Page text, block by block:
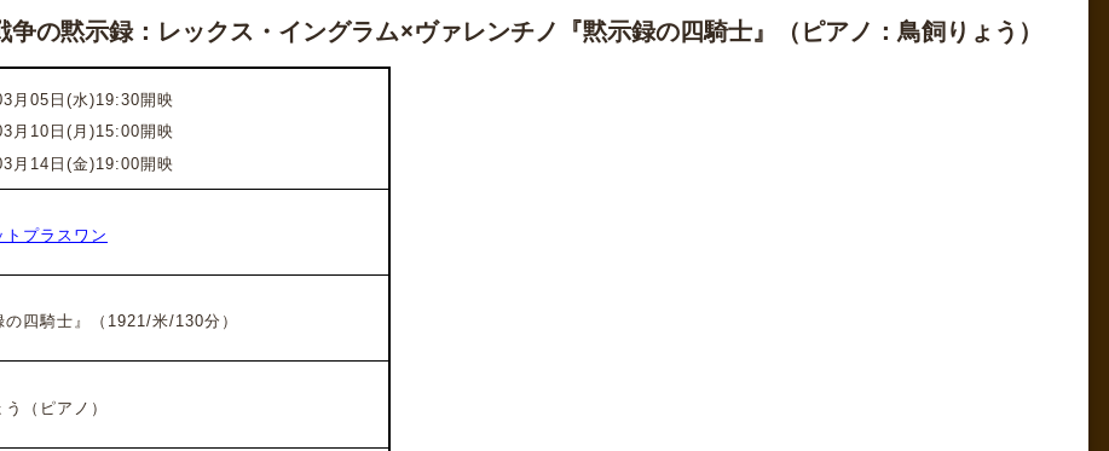
の黙示録：レックス・イングラム×ヴァレンチノ『黙示録の四騎士』（ピアノ：鳥飼りょう）
月05日(水)19:30開映
月10日(月)15:00開映
月14日(金)19:00開映
トプラスワン
の四騎士』（1921/米/130分）
（ピアノ）